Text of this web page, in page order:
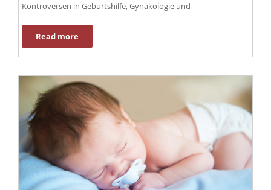
Kontroversen in Geburtshilfe, Gynäkologie und
Read more